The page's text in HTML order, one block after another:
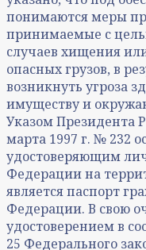
понимаются меры
принимаемые с
случаев хищения
опасных грузов, в
возникнуть угроза
имуществу и
Указом Президента
марта 1997 г. № 232
удостоверяющим
Федерации на
является паспорт
Федерации. В свою
удостоверением в
25 Федерального